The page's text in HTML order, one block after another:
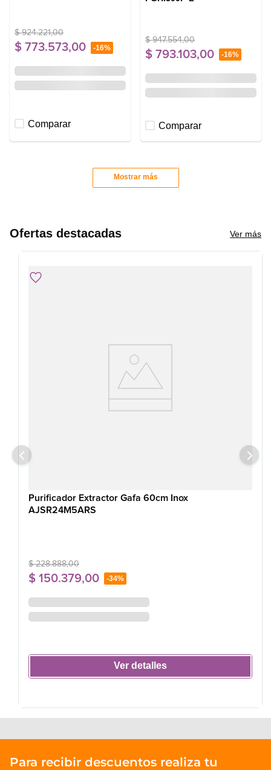
$ 924.221,00
$ 773.573,00 -16%
Comparar
$ 947.554,00
$ 793.103,00 -16%
Comparar
Mostrar más
Ofertas destacadas Ver más
Purificador Extractor Gafa 60cm Inox
AJSR24M5ARS
$ 228.888,00
$ 150.379,00 -34%
Ver detalles
Para recibir descuentos realiza tu